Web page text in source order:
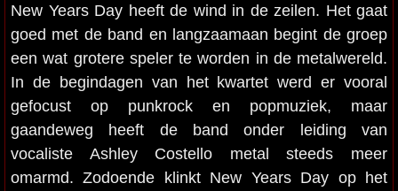
New Years Day heeft de wind in de zeilen. Het gaat
goed met de band en langzaamaan begint de groep
een wat grotere speler te worden in de metalwereld.
In de begindagen van het kwartet werd er vooral
gefocust op punkrock en popmuziek, maar
gaandeweg heeft de band onder leiding van
vocaliste Ashley Costello metal steeds meer
omarmd. Zodoende klinkt New Years Day op het